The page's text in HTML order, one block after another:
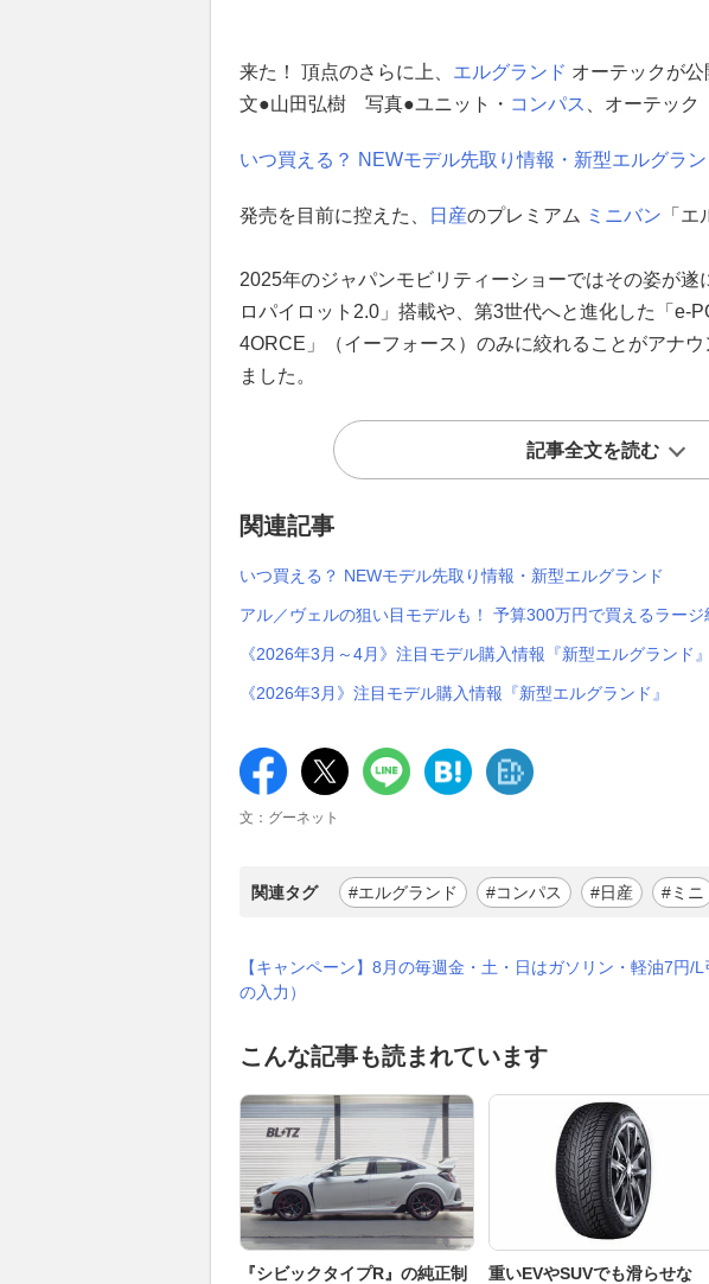
来た！ 頂点のさらに上、 エルグランド オーテックが公
文●山田弘樹 写真●ユニット・ コンパス 、オーテック
いつ買える？ NEWモデル先取り情報・新型エルグラン
発売を目前に控えた、 日産のプレミアム ミニバン 「エ
2025年のジャパンモビリティーショーではその姿が
ロパイロット2.0」搭載や、第3世代へと進化した「e-
4ORCE」（イーフォース）のみに絞れることがアナ
ました。
記事全文を読む
関連記事
いつ買える？ NEWモデル先取り情報・新型エルグランド
アル／ヴェルの狙い目モデルも！ 予算300万円で買えるラージ
《2026年3月～4月》注目モデル購入情報『新型エルグランド』
《2026年3月》注目モデル購入情報『新型エルグランド』
文：グーネット
関連タグ #エルグランド #コンパス #日産 #ミニ
【キャンペーン】8月の毎週金・土・日はガソリン・軽油7円/
の入力）
こんな記事も読まれています
『シビックタイプR』の純正制
重いEVやSUVでも滑らせな